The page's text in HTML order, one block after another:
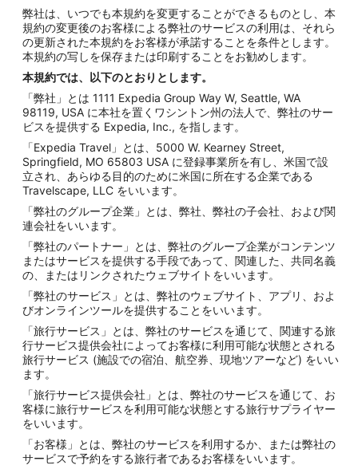
弊社は、いつでも本規約を変更することができるものとし、本
規約の変更後のお客様による弊社のサービスの利用は、それら
の更新された本規約をお客様が承諾することを条件とします。
本規約の写しを保存または印刷することをお勧めします。
本規約では、以下のとおりとします。
「弊社」とは 1111 Expedia Group Way W, Seattle, WA
98119, USA に本社を置くワシントン州の法人で、弊社のサー
ビスを提供する Expedia, Inc., を指します。
「Expedia Travel」とは、5000 W. Kearney Street,
Springfield, MO 65803 USA に登録事業所を有し、米国で設
立され、あらゆる目的のために米国に所在する企業である
Travelscape, LLC をいいます。
「弊社のグループ企業」とは、弊社、弊社の子会社、および関
連会社をいいます。
「弊社のパートナー」とは、弊社のグループ企業がコンテンツ
またはサービスを提供する手段であって、関連した、共同名義
の、またはリンクされたウェブサイトをいいます。
「弊社のサービス」とは、弊社のウェブサイト、アプリ、およ
びオンラインツールを提供することをいいます。
「旅行サービス」とは、弊社のサービスを通じて、関連する旅
行サービス提供会社によってお客様に利用可能な状態とされる
旅行サービス (施設での宿泊、航空券、現地ツアーなど) をいい
ます。
「旅行サービス提供会社」とは、弊社のサービスを通じて、お
客様に旅行サービスを利用可能な状態とする旅行サプライヤー
をいいます。
「お客様」とは、弊社のサービスを利用するか、または弊社の
サービスで予約をする旅行者であるお客様をいいます。